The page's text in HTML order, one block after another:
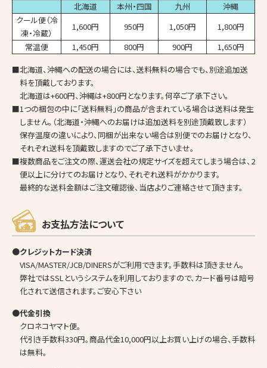
北海道 本州・四国 九州
沖縄
クール便（冷
凍・冷蔵）
1,600円 950円 1,050円
1,800円
常温便
1,450円 800円 900円
1,650円
■北海道、沖縄への配送の場合には、送料無料の場合でも、別途追加送
料を頂戴しております。
北海道は+600円、沖縄は+800円となります。何卒ご了承下さい。
■1つの梱包の中に「送料無料」の商品が含まれている場合は送料は発生
しません。（北海道・沖縄へのお届けは追加送料を別途頂戴致します）
保存温度の違いにより、同梱が出来ない場合は別便でのお届けとなり、
それぞれ送料を頂戴致しますのでご了承下さいませ。
■複数商品をご注文の際、運送会社の規定サイズを超えてしまう場合は、2
便以上に分けてのお届けとなり、それぞれ送料がかかります。
最終的な送料金額はご注文確認後、当店よりご連絡させて頂きます。
お支払方法について
●クレジットカード決済
VISA/MASTER/JCB/DINERSがご利用できます。手数料は頂きません。
弊社ではSSLというシステムを利用しておりますので、カード番号は暗号
化されて送信されます。ご安心下さい
●代金引換
クロネコヤマト便。
代引き手数料330円。商品代金10,000円以上お買い上げの場合、手数料
は無料。